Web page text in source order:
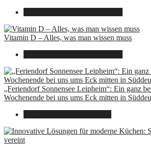
Vitamin D – Alles, was man wissen muss
„Feriendorf Sonnensee Leipheim“: Ein ganz
Wochenende bei uns ums Eck mitten in